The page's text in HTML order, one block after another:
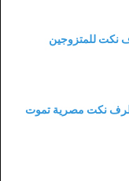
نكت للمتزوجين
نكت مصرية تموت